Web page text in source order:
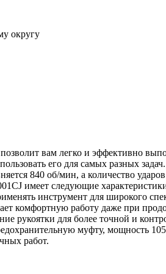
округу
вам легко и эффективно
его для самых разных
840 об/мин, а количество
имеет следующие
инструмент для широкого
комфортную работу даже при
рукоятки для более точной и
муфту, мощность
работ.